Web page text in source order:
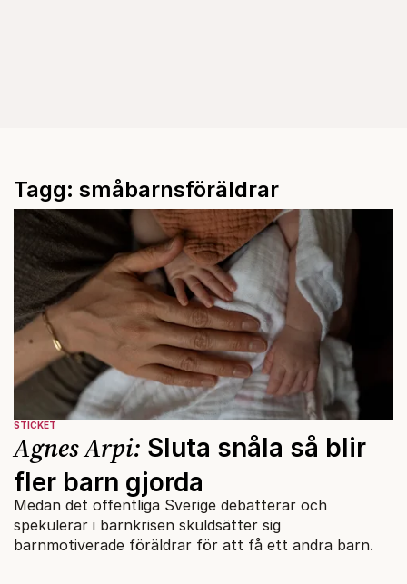
Tagg: småbarnsföräldrar
STICKET
Agnes Arpi: Sluta snåla så blir
fler barn gjorda
Medan det offentliga Sverige debatterar och
spekulerar i barnkrisen skuldsätter sig
barnmotiverade föräldrar för att få ett andra barn.